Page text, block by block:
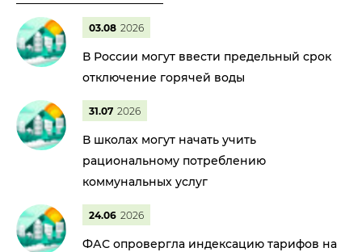
03.08 2026
В России могут ввести предельный срок
отключение горячей воды
31.07 2026
В школах могут начать учить
рациональному потреблению
коммунальных услуг
24.06 2026
ФАС опровергла индексацию тарифов на